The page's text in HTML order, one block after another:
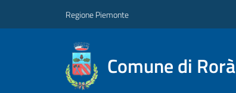
Regione Piemonte
Comune di Rorà